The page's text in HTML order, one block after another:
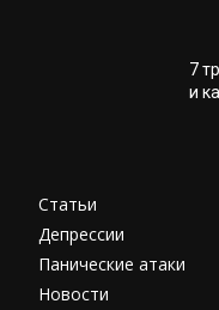
7
и
Статьи
Депрессии
Панические атаки
Новости